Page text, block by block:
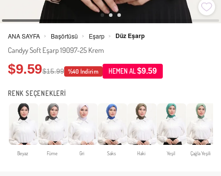
ANA SAYFA > Başörtüsü > Eşarp > Düz Eşarp
Candyy Soft Eşarp 19097-25 Krem
$9.59$15.99 %40 İndirim HEMEN AL$9.59
RENK SEÇENEKLERİ
Beyaz Füme Gri Saks Haki Yeşil Çağla Yeşili